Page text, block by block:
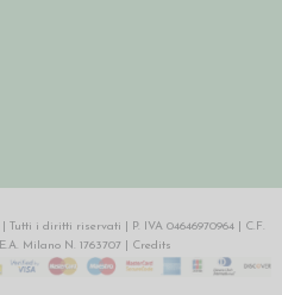
i diritti riservati | P. IVA 04646970964 | C.F.
Milano N. 1763707 | Credits